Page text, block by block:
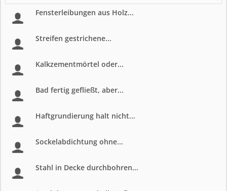
Fensterleibungen aus Holz...
Streifen gestrichene...
Kalkzementmörtel oder...
Bad fertig gefließt, aber...
Haftgrundierung halt nicht...
Sockelabdichtung ohne...
Stahl in Decke durchbohren...